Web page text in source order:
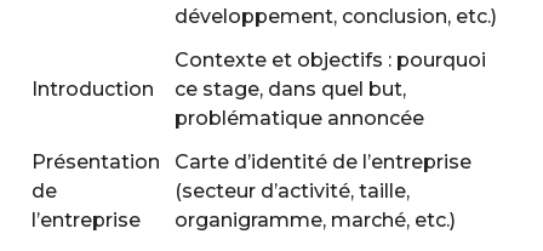
développement, conclusion, etc.)
Introduction
Contexte et objectifs : pourquoi
ce stage, dans quel but,
problématique annoncée
Présentation
de
l’entreprise
Carte d’identité de l’entreprise
(secteur d’activité, taille,
organigramme, marché, etc.)